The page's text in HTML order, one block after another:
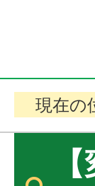
現在の